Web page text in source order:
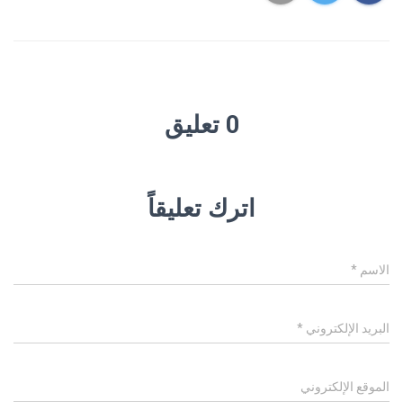
0 تعليق
اترك تعليقاً
الاسم *
البريد الإلكتروني *
الموقع الإلكتروني